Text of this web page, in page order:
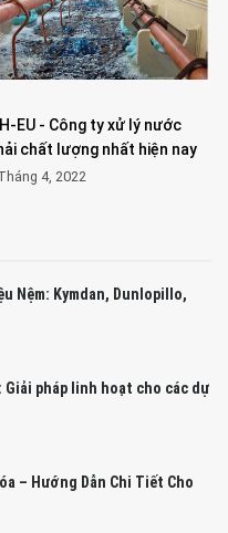
EU - Công ty xử lý nước
chất lượng nhất hiện nay
4, 2022
Nệm: Kymdan, Dunlopillo,
Giải pháp linh hoạt cho các dự
– Hướng Dẫn Chi Tiết Cho